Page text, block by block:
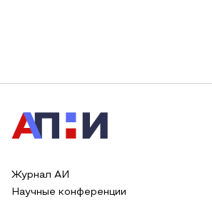
Журнал АИ
Научные конференции